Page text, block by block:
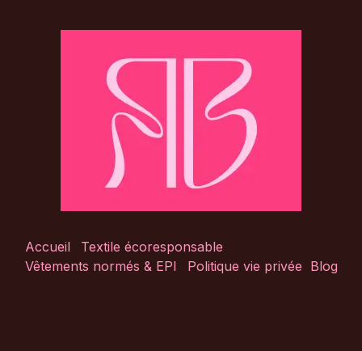
Accueil
Textile écoresponsable
Vêtements normés & EPI
Politique vie privée Blog